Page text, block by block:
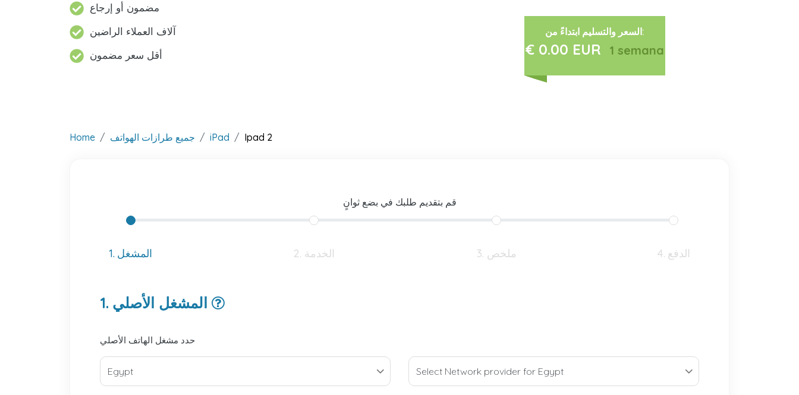
السعر والتسليم ابتداءً من:
€ 0.00 EUR 1 semana
مضمون أو إرجاع
آلاف العملاء الراضين
أقل سعر مضمون
Home جميع طرازات الهواتف iPad Ipad 2
قم بتقديم طلبك في بضع ثوانٍ
1. المشغل 2. الخدمة 3. ملخص 4. الدفع
حدد مشغل الهاتف الأصلي